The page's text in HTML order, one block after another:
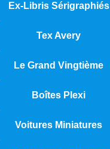
Ex-Libris Sérigraphiés
Tex Avery
Le Grand Vingtième
Boîtes Plexi
Voitures Miniatures